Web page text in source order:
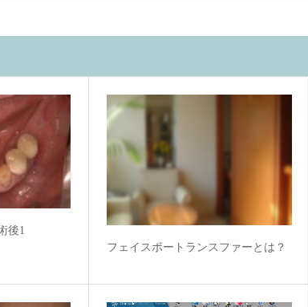
後1
フェイスボートランスファーとは？